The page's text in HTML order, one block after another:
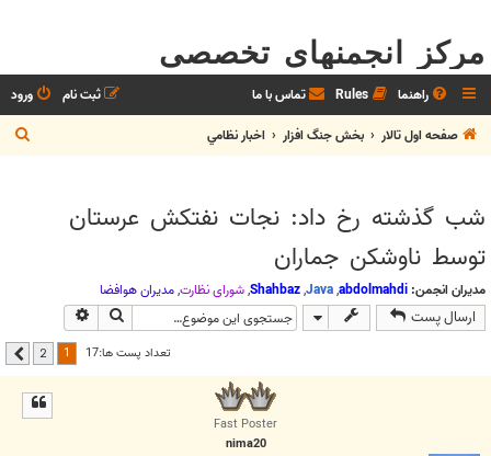
مرکز انجمنهای تخصصی
راهنما Rules تماس با ما ورود
ثبت نام
صفحه اول تالار
بخش جنگ افزار اخبار نظامي
ج
س
شب گذشته رخ داد: نجات نفتکش عرستان
توسط ناوشکن جماران
مدیران انجمن: abdolmahdi
,
Java
,
Shahbaz
,شوراي نظارت,مديران هوافضا
ارسال پست جستجو
تعداد پست ها:17 2 بعدی
Fast Poster
nima20